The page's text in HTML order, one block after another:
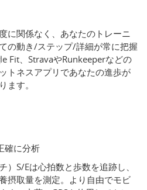
に関係なく、あなたのトレーニ
の動き/ステップ/詳細が常に把握
Fit、StravaやRunkeeperなどの
トネスアプリであなたの進歩が
ます。
確に分析
S/Eは心拍数と歩数を追跡し、
摂取量を測定。より自由でモビ